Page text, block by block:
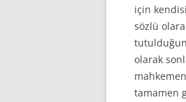
için
sözlü
olarak
tamamen